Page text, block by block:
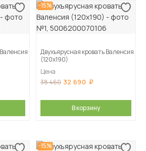
-15%
Двухъярусная кровать Валенсия
(120х190)
Цена
38 460 32 690
В корзину
-15%